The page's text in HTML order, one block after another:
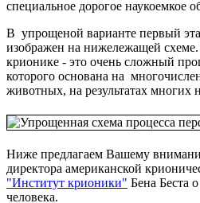
специальное дорогое наукоемкое
В упрощеной варианте первый
изображен на нижележащей
крионике - это очень сложный
которого основана на
животных, на результатах многих
Ниже предлагаем Вашему
директора американской
"Институт крионики" Бена Беста
человека.